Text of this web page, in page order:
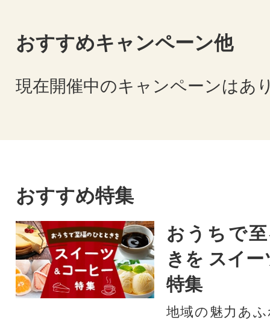
おすすめキャンペーン他
現在開催中のキャンペーンはあ
おすすめ特集
おうちで
きを スイ
特集
地域の魅力あ